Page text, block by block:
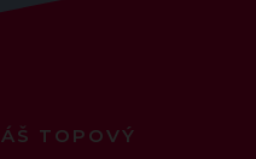
TOPOVÝ